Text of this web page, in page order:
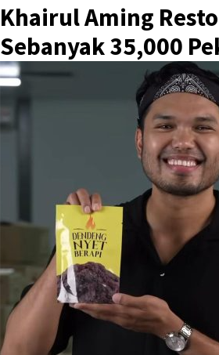
Khairul Aming
Sebanyak 35,000